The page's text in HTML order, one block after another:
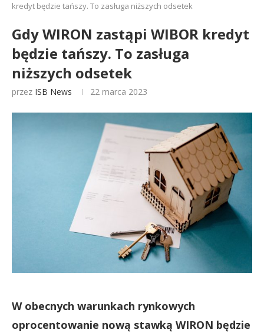
kredyt będzie tańszy. To zasługa niższych odsetek
Gdy WIRON zastąpi WIBOR kredyt
będzie tańszy. To zasługa
niższych odsetek
przez ISB News 22 marca 2023
W obecnych warunkach rynkowych
oprocentowanie nową stawką WIRON będzie